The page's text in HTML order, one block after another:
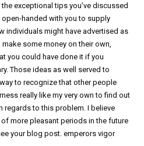
exceptional tips you’ve discussed
open-handed with you to supply
individuals might have advertised as
some money on their own,
you could have done it if you
Those ideas as well served to
to recognize that other people
really like my very own to find out
regards to this problem. I believe
more pleasant periods in the future
your blog post. emperors vigor